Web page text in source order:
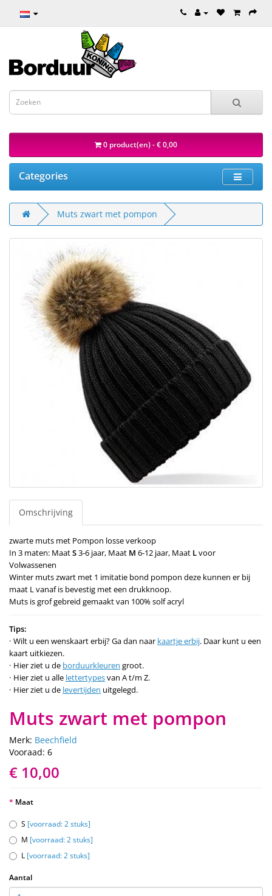
0 product(en) - € 0,00
Categories
Muts zwart met pompon
Omschrijving
zwarte muts met Pompon losse verkoop
In 3 maten: MaatS3-6 jaar, Maat M 6-12 jaar, Maat Lvoor
Volwassenen
Winter muts zwart met 1 imitatie bond pompon deze kunnen er bij
maat L vanaf is bevestig met een drukknoop.
Muts is grof gebreid gemaakt van 100% solf acryl
Tips:
Wilt u een wenskaart erbij? Ga dan naar kaartje erbij. Daar kunt u een
kaart uitkiezen.
Hier ziet u de borduurkleuren groot.
Hier ziet u alle lettertypesvan A t/m Z.
Hier ziet u de levertijden uitgelegd.
Muts zwart met pompon
Merk: Beechfield
Vooraad: 6
€ 10,00
Maat
S [voorraad: 2 stuks]
M [voorraad: 2 stuks]
L [voorraad: 2 stuks]
Aantal